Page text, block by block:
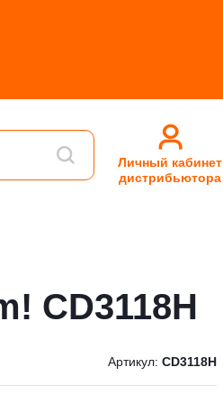
Личный кабинет
дистрибьютора
CD3118H
Артикул: CD3118H